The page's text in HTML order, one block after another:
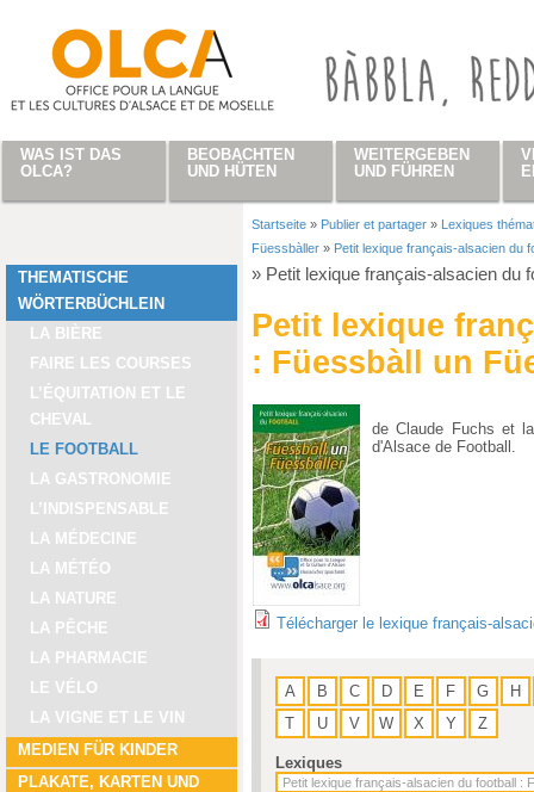
THEMATISCHE
WÖRTERBÜCHLEIN
LA BIÈRE
FAIRE LES COURSES
L’ÉQUITATION ET LE
CHEVAL
LE FOOTBALL
LA GASTRONOMIE
L’INDISPENSABLE
LA MÉDECINE
LA MÉTÉO
LA NATURE
LA PÊCHE
LA PHARMACIE
LE VÉLO
LA VIGNE ET LE VIN
MEDIEN FÜR KINDER
PLAKATE, KARTEN UND
Sie sind hier
Startseite » Publier et partager » Lexiques
Füessbàller » Petit lexique français-alsacien du
» Petit lexique français-alsacien du
Petit lexique
: Füessbàll un
de Claude Fuchs et
d'Alsace de Football.
Télécharger le lexique français-
A B C D E F G
H
T
U V W X Y Z
Lexiques
WAS IST DAS
OLCA?
BEOBACHTEN
UND HÜTEN
WEITERGEBEN
UND FÜHREN